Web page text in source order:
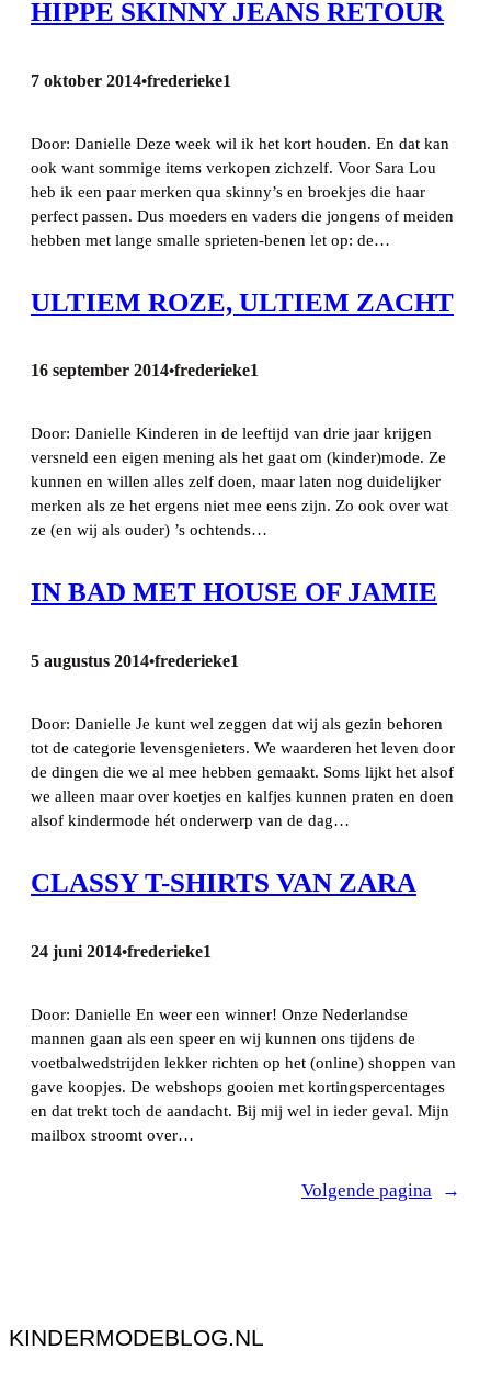
HIPPE SKINNY JEANS RETOUR
7 oktober 2014•frederieke1
Door: Danielle Deze week wil ik het kort houden. En dat kan
ook want sommige items verkopen zichzelf. Voor Sara Lou
heb ik een paar merken qua skinny’s en broekjes die haar
perfect passen. Dus moeders en vaders die jongens of meiden
hebben met lange smalle sprieten-benen let op: de…
ULTIEM ROZE, ULTIEM ZACHT
16 september 2014•frederieke1
Door: Danielle Kinderen in de leeftijd van drie jaar krijgen
versneld een eigen mening als het gaat om (kinder)mode. Ze
kunnen en willen alles zelf doen, maar laten nog duidelijker
merken als ze het ergens niet mee eens zijn. Zo ook over wat
ze (en wij als ouder) ’s ochtends…
IN BAD MET HOUSE OF JAMIE
5 augustus 2014•frederieke1
Door: Danielle Je kunt wel zeggen dat wij als gezin behoren
tot de categorie levensgenieters. We waarderen het leven door
de dingen die we al mee hebben gemaakt. Soms lijkt het alsof
we alleen maar over koetjes en kalfjes kunnen praten en doen
alsof kindermode hét onderwerp van de dag…
CLASSY T-SHIRTS VAN ZARA
24 juni 2014•frederieke1
Door: Danielle En weer een winner! Onze Nederlandse
mannen gaan als een speer en wij kunnen ons tijdens de
voetbalwedstrijden lekker richten op het (online) shoppen van
gave koopjes. De webshops gooien met kortingspercentages
en dat trekt toch de aandacht. Bij mij wel in ieder geval. Mijn
mailbox stroomt over…
Volgende pagina →
KINDERMODEBLOG.NL